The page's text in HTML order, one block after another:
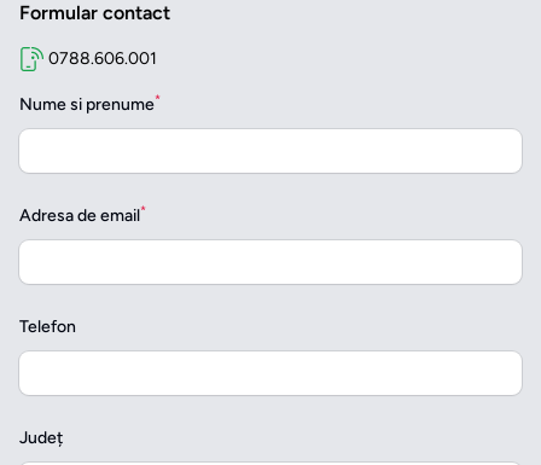
Formular contact
0788.606.001
Nume si prenume*
Adresa de email*
Telefon
Județ